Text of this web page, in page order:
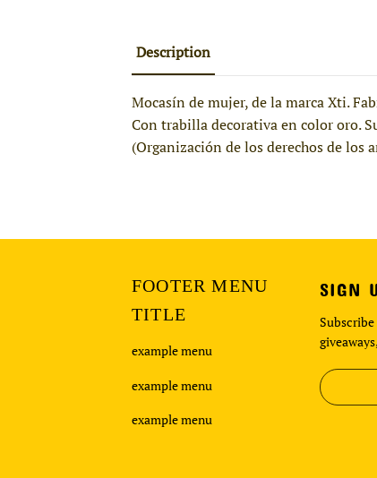
Description
Mocasín de mujer, de la marca Xti.
Con trabilla decorativa en color oro.
(Organización de los derechos de los
FOOTER MENU
TITLE
example menu
example menu
example menu
SIGN